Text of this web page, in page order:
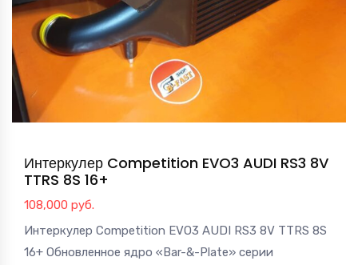
Интеркулер Competition EVO3 AUDI RS3 8V
TTRS 8S 16+
108,000 руб.
Интеркулер Competition EVO3 AUDI RS3 8V TTRS 8S
16+ Обновленное ядро «Bar-&-Plate» серии